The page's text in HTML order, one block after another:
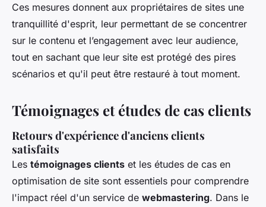
Ces mesures donnent aux propriétaires de sites une
tranquillité d'esprit, leur permettant de se concentrer
sur le contenu et l’engagement avec leur audience,
tout en sachant que leur site est protégé des pires
scénarios et qu'il peut être restauré à tout moment.
Témoignages et études de cas clients
Retours d'expérience d'anciens clients
satisfaits
Les témoignages clients et les études de cas en
optimisation de site sont essentiels pour comprendre
l'impact réel d'un service de webmastering. Dans le